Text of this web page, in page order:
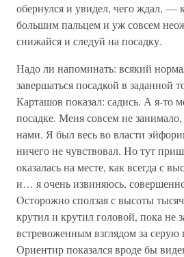
обернулся и увидел, чего ждал, —
большим пальцем и уж совсем
снижайся и следуй на посадку.
Надо ли напоминать: всякий
завершаться посадкой в заданной
Карташов показал: садись. А я-то
посадке. Меня совсем не
нами. Я был весь во власти
ничего не чувствовал. Но тут
оказалась на месте, как всегда с
и… я очень извиняюсь,
Осторожно сползая с высоты
крутил и крутил головой, пока не
встревоженным взглядом за серую
Ориентир показался вроде бы